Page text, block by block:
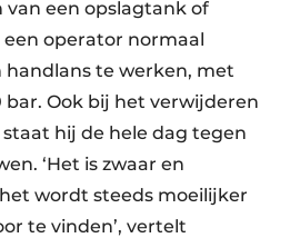
van een opslagtank of
operator normaal
te werken, met
Ook bij het verwijderen
hij de hele dag tegen
‘Het is zwaar en
wordt steeds moeilijker
te vinden’, vertelt